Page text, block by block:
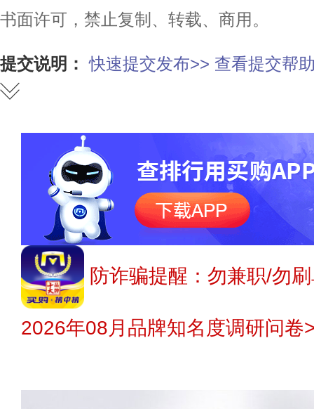
书面许可，禁止复制、转载、商用。
提交说明： 快速提交发布>> 查看提交帮
防诈骗提醒：勿兼职/勿
2026年08月品牌知名度调研问卷